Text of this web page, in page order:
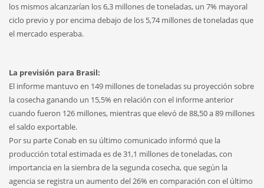
los mismos alcanzarían los 6,3 millones de toneladas, un 7% mayoral
ciclo previo y por encima debajo de los 5,74 millones de toneladas que
el mercado esperaba.
La previsión para Brasil:
El informe mantuvo en 149 millones de toneladas su proyección sobre
la cosecha ganando un 15,5% en relación con el informe anterior
cuando fueron 126 millones, mientras que elevó de 88,50 a 89 millones
el saldo exportable.
Por su parte Conab en su último comunicado informó que la
producción total estimada es de 31,1 millones de toneladas, con
importancia en la siembra de la segunda cosecha, que según la
agencia se registra un aumento del 26% en comparación con el último